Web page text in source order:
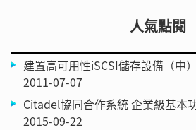
人氣點閱
建置高可用性iSCSI儲存設備（中）
2011-07-07
Citadel協同合作系統 企業級基本
2015-09-22